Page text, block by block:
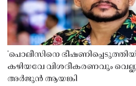
'പൊലീസിനെ
കഴിയവേ വിശദീകരണവും
അർജുൻ ആയങ്കി